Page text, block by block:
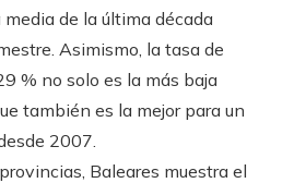
de la última década
Asimismo, la tasa de
% no solo es la más baja
también es la mejor para un
2007.
Baleares muestra el